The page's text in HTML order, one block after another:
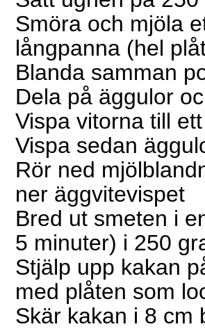
Smöra och mjöla
långpanna (hel
Blanda samman
Dela på äggulor
Vispa vitorna till
Vispa sedan
Rör ned
ner äggvitevispet
Bred ut smeten i
5 minuter) i 250
Stjälp upp kakan
med plåten som
Skär kakan i 8 cm